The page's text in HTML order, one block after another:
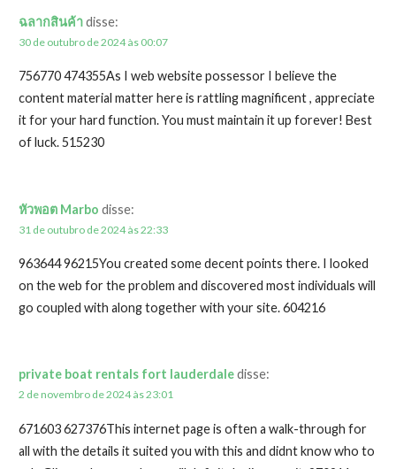
ฉลากสินค้าdisse:
30 de outubro de 2024 às 00:07
756770 474355As I web website possessor I believe the
content material matter here is rattling magnificent , appreciate
it for your hard function. You must maintain it up forever! Best
of luck. 515230
หัวพอต Marbo disse:
31 de outubro de 2024 às 22:33
963644 96215You created some decent points there. I looked
on the web for the problem and discovered most individuals will
go coupled with along together with your site. 604216
private boat rentals fort lauderdaledisse:
2 de novembro de 2024 às 23:01
671603 627376This internet page is often a walk-through for
all with the details it suited you with this and didnt know who to